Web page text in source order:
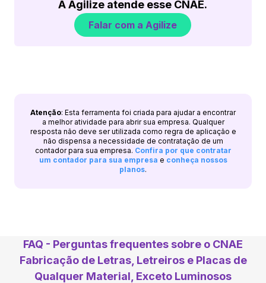
A Agilize atende esse CNAE.
Falar com a Agilize
Atenção: Esta ferramenta foi criada para ajudar a encontrar
a melhor atividade para abrir sua empresa. Qualquer
resposta não deve ser utilizada como regra de aplicação e
não dispensa a necessidade de contratação de um
contador para sua empresa. Confira por que contratar
um contador para sua empresa e conheça nossos
planos.
FAQ - Perguntas frequentes sobre o CNAE
Fabricação de Letras, Letreiros e Placas de
Qualquer Material, Exceto Luminosos